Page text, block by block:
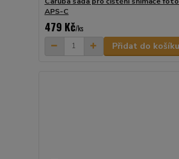
APS-C
479 Kč/ks
Přidat do košíku